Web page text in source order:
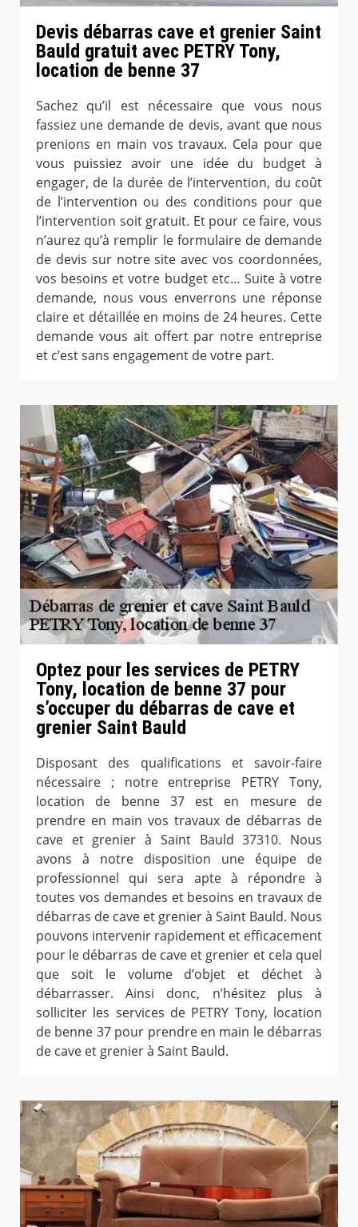
Devis débarras cave et grenier Saint
Bauld gratuit avec PETRY Tony,
location de benne 37
Sachez qu’il est nécessaire que vous nous
fassiez une demande de devis, avant que nous
prenions en main vos travaux. Cela pour que
vous puissiez avoir une idée du budget à
engager, de la durée de l’intervention, du coût
de l’intervention ou des conditions pour que
l’intervention soit gratuit. Et pour ce faire, vous
n’aurez qu’à remplir le formulaire de demande
de devis sur notre site avec vos coordonnées,
vos besoins et votre budget etc… Suite à votre
demande, nous vous enverrons une réponse
claire et détaillée en moins de 24 heures. Cette
demande vous ait offert par notre entreprise
et c’est sans engagement de votre part.
Optez pour les services de PETRY
Tony, location de benne 37 pour
s’occuper du débarras de cave et
grenier Saint Bauld
Disposant des qualifications et savoir-faire
nécessaire ; notre entreprise PETRY Tony,
location de benne 37 est en mesure de
prendre en main vos travaux de débarras de
cave et grenier à Saint Bauld 37310. Nous
avons à notre disposition une équipe de
professionnel qui sera apte à répondre à
toutes vos demandes et besoins en travaux de
débarras de cave et grenier à Saint Bauld. Nous
pouvons intervenir rapidement et efficacement
pour le débarras de cave et grenier et cela quel
que soit le volume d’objet et déchet à
débarrasser. Ainsi donc, n’hésitez plus à
solliciter les services de PETRY Tony, location
de benne 37 pour prendre en main le débarras
de cave et grenier à Saint Bauld.